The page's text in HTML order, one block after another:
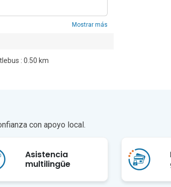
Mostrar más
: 0.50 km
con apoyo local.
Asistencia
multilingüe